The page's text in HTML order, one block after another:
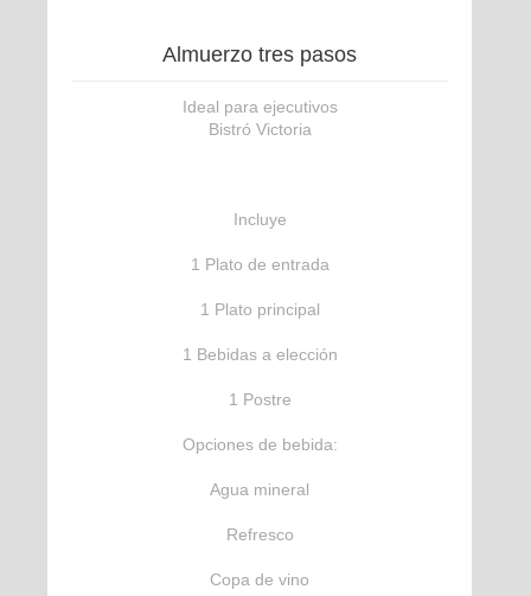
Almuerzo tres pasos
Ideal para ejecutivos
Bistró Victoria
Incluye
1 Plato de entrada
1 Plato principal
1 Bebidas a elección
1 Postre
Opciones de bebida:
Agua mineral
Refresco
Copa de vino